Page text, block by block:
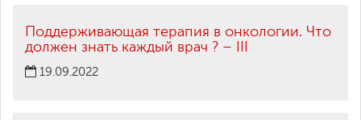
Поддерживающая терапия в онкологии. Что
должен знать каждый врач ? – III
19.09.2022